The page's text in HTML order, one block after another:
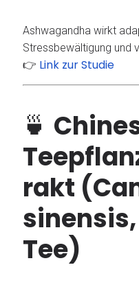
Ashwagandha wirkt
Stressbewältigung und
👉 Link zur Studie
🍵
rakt
Tee)